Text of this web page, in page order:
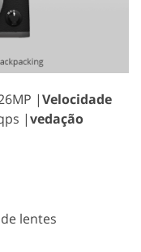
|Velocidade
|vedação
lentes